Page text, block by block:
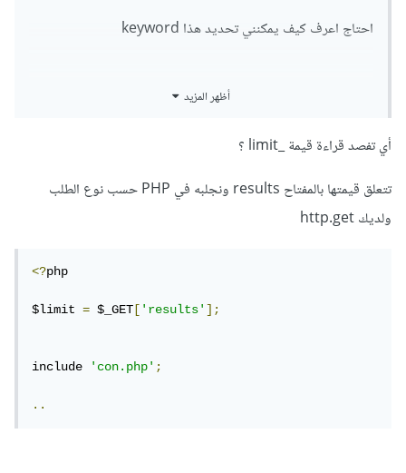
احتاج اعرف كيف يمكنني تحديد هذا keyword
أظهر المزيد
أي تفصد قراءة قيمة _limit ؟
تتعلق قيمتها بالمفتاح results ونجلبه في PHP حسب نوع الطلب
ولديك http.get
<?php
$limit = $_GET['results'];
include 'con.php';
..